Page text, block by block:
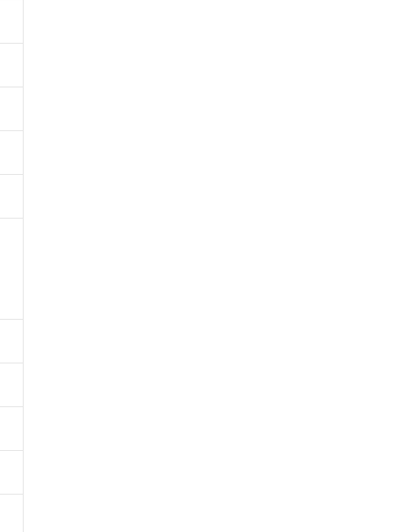
させていただ
き作成されるも
をご了承くださ
御機器販売店・
ありません。
ず変更すること
1000ppm以下、
下、フタル酸ジブチ
、
貨物等」とい
可)を取得する
要な手段を講じ